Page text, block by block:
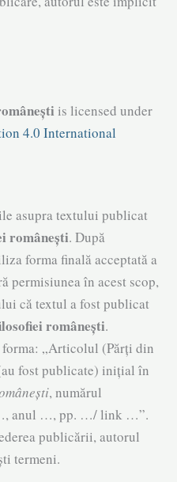
is licensed under
4.0 International
asupra textului publicat
românești. După
forma finală acceptată a
permisiunea în acest scop,
că textul a fost publicat
românești.
„Articolul (Părți din
fost publicate) inițial în
, numărul
anul …, pp. …/ link …”.
publicării, autorul
termeni.